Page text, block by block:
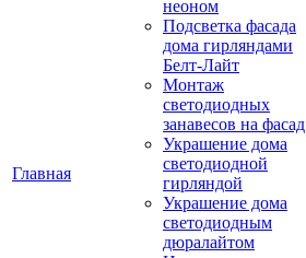
Главная
неоном
Подсветка фасада
дома гирляндами
Белт-Лайт
Монтаж
светодиодных
занавесов на фасад
Украшение дома
светодиодной
гирляндой
Украшение дома
светодиодным
дюралайтом